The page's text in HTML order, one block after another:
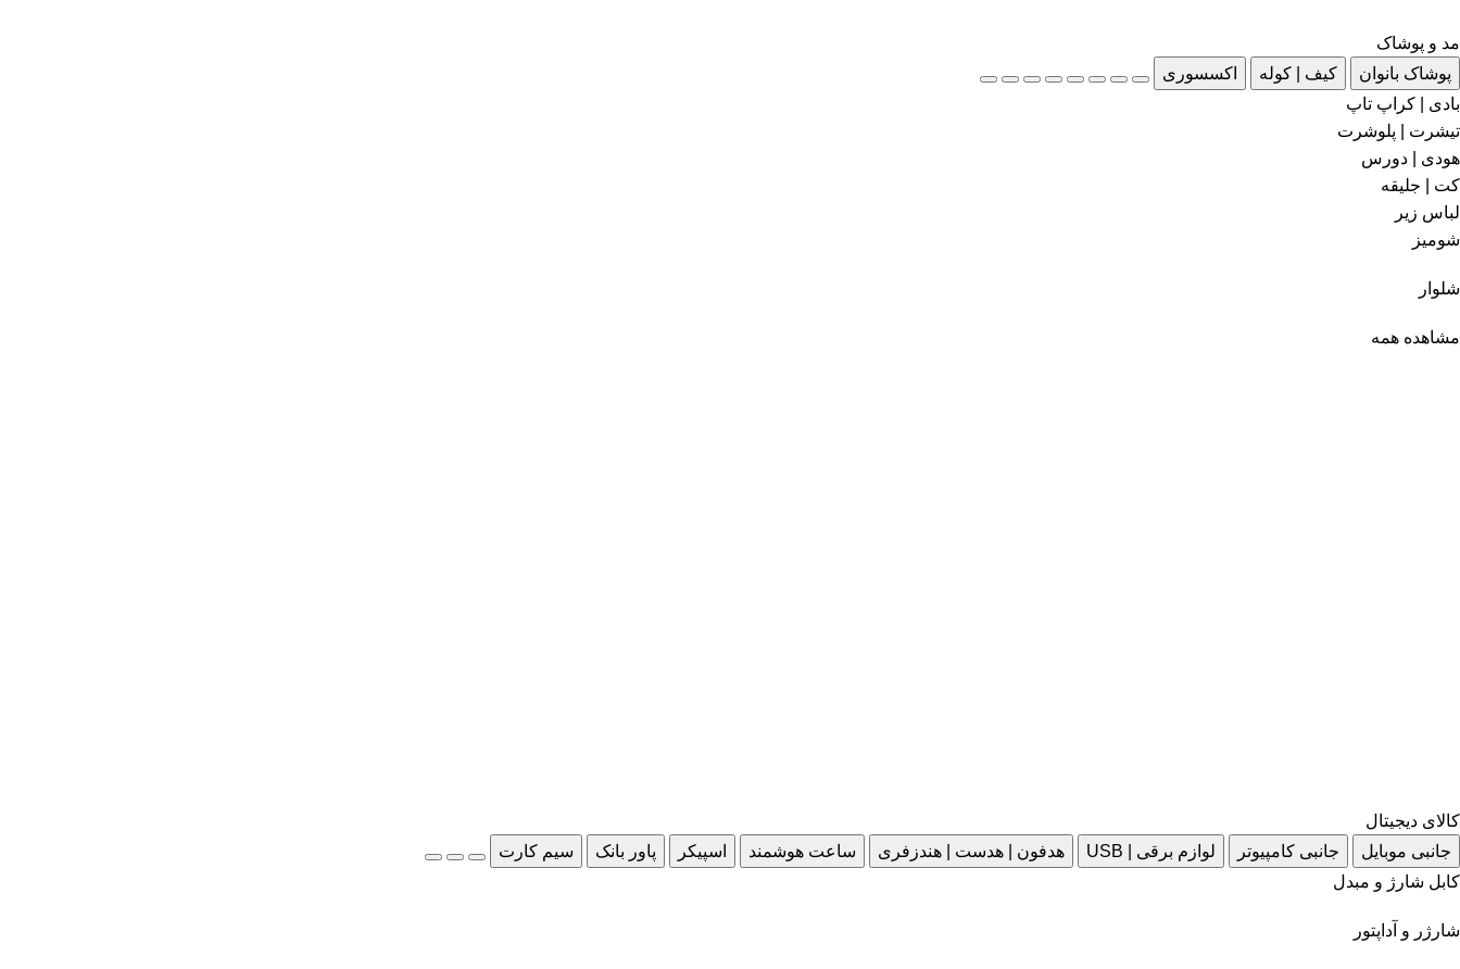
مد و پوشاک
پوشاک بانوان
کیف | کوله
اکسسوری
بادی | کراپ تاپ
تیشرت | پلوشرت
هودی | دورس
کت | جلیقه
لباس زیر
شومیز
شلوار
مشاهده همه
کالای دیجیتال
جانبی موبایل
جانبی کامپیوتر لوازم برقی | USB هدفون | هدست | هندزفری ساعت هوشمند اسپیکر پاور بانک
سیم کارت
کابل شارژ و مبدل
شارژر و آداپتور